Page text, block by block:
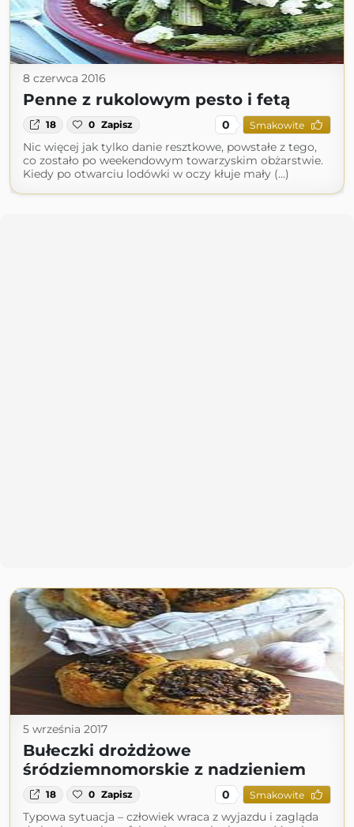
8 czerwca 2016
Penne z rukolowym pesto i fetą
18 0 Zapisz 0 Smakowite
Nic więcej jak tylko danie resztkowe, powstałe z tego,
co zostało po weekendowym towarzyskim obżarstwie.
Kiedy po otwarciu lodówki w oczy kłuje mały (...)
5 września 2017
Bułeczki drożdżowe
śródziemnomorskie z nadzieniem
18 0 Zapisz 0 Smakowite
Typowa sytuacja – człowiek wraca z wyjazdu i zagląda